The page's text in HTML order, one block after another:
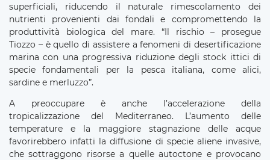
superficiali, riducendo il naturale rimescolamento dei
nutrienti provenienti dai fondali e compromettendo la
produttività biologica del mare. “Il rischio – prosegue
Tiozzo – è quello di assistere a fenomeni di desertificazione
marina con una progressiva riduzione degli stock ittici di
specie fondamentali per la pesca italiana, come alici,
sardine e merluzzo”.
A preoccupare è anche l’accelerazione della
tropicalizzazione del Mediterraneo. L’aumento delle
temperature e la maggiore stagnazione delle acque
favorirebbero infatti la diffusione di specie aliene invasive,
che sottraggono risorse a quelle autoctone e provocano